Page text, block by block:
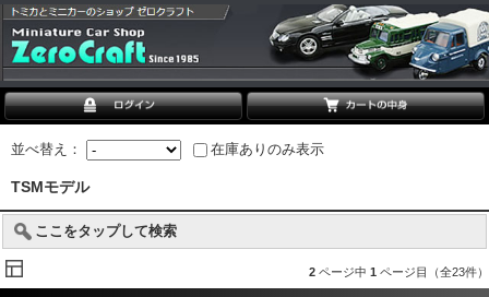
並べ替え： 在庫ありのみ表示
TSMモデル
ここをタップして検索
2 ページ中 1 ページ目（全23件）